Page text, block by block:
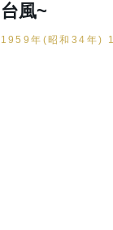
台風~
1959年(昭和34年)